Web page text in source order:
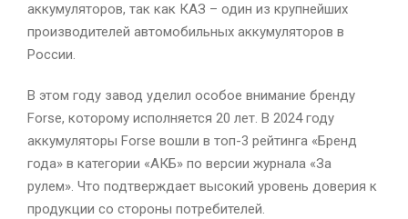
аккумуляторов, так как КАЗ – один из крупнейших
производителей автомобильных аккумуляторов в
России.
В этом году завод уделил особое внимание бренду
Forse, которому исполняется 20 лет. В 2024 году
аккумуляторы Forse вошли в топ-3 рейтинга «Бренд
года» в категории «АКБ» по версии журнала «За
рулем». Что подтверждает высокий уровень доверия к
продукции со стороны потребителей.